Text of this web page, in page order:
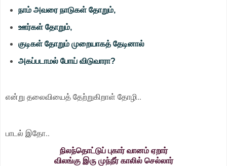
நாம் அவரை நாடுகள் தோறும்,
ஊர்கள் தோறும்,
குடிகள் தோறும் முறையாகத் தேடினால்
அகப்படாமல் போய் விடுவாரா?
என்று தலைவியைத் தேற்றுகிறாள் தோழி..
பாடல் இதோ..
நிலந்தொட்டுப் புகார் வானம் ஏறார்
விலங்கு இரு முந்நீர் காலில் செல்லார்